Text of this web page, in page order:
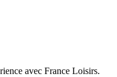
avec France Loisirs.